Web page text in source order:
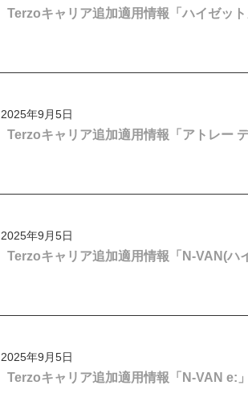
Terzoキャリア追加適用情報「ハイゼッ
2025年9月5日
Terzoキャリア追加適用情報「アトレー
2025年9月5日
Terzoキャリア追加適用情報「N-VAN(ハ
2025年9月5日
Terzoキャリア追加適用情報「N-VAN e: